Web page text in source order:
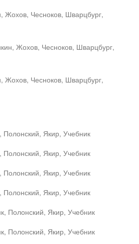
Жохов, Чесноков, Шварцбург,
Жохов, Чесноков, Шварцбург,
Жохов, Чесноков, Шварцбург,
Полонский, Якир, Учебник
Полонский, Якир, Учебник
Полонский, Якир, Учебник
Полонский, Якир, Учебник
Полонский, Якир, Учебник
Полонский, Якир, Учебник